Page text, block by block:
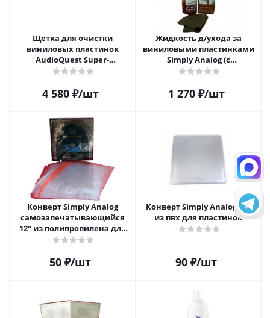
Щетка для очистки
виниловых пластинок
AudioQuest Super-
Conductive Anti-Static
4 580₽/шт
Жидкость д/ухода за
виниловыми пластинками
Simply Analog (с
распылителем, 200 мл) и
1 270₽/шт
Конверт Simply Analog
самозапечатывающийся
12" из полипропилена для
пластинок
50 ₽/шт
Конверт Simply Analog 10"
из пвх для пластинок
90 ₽/шт